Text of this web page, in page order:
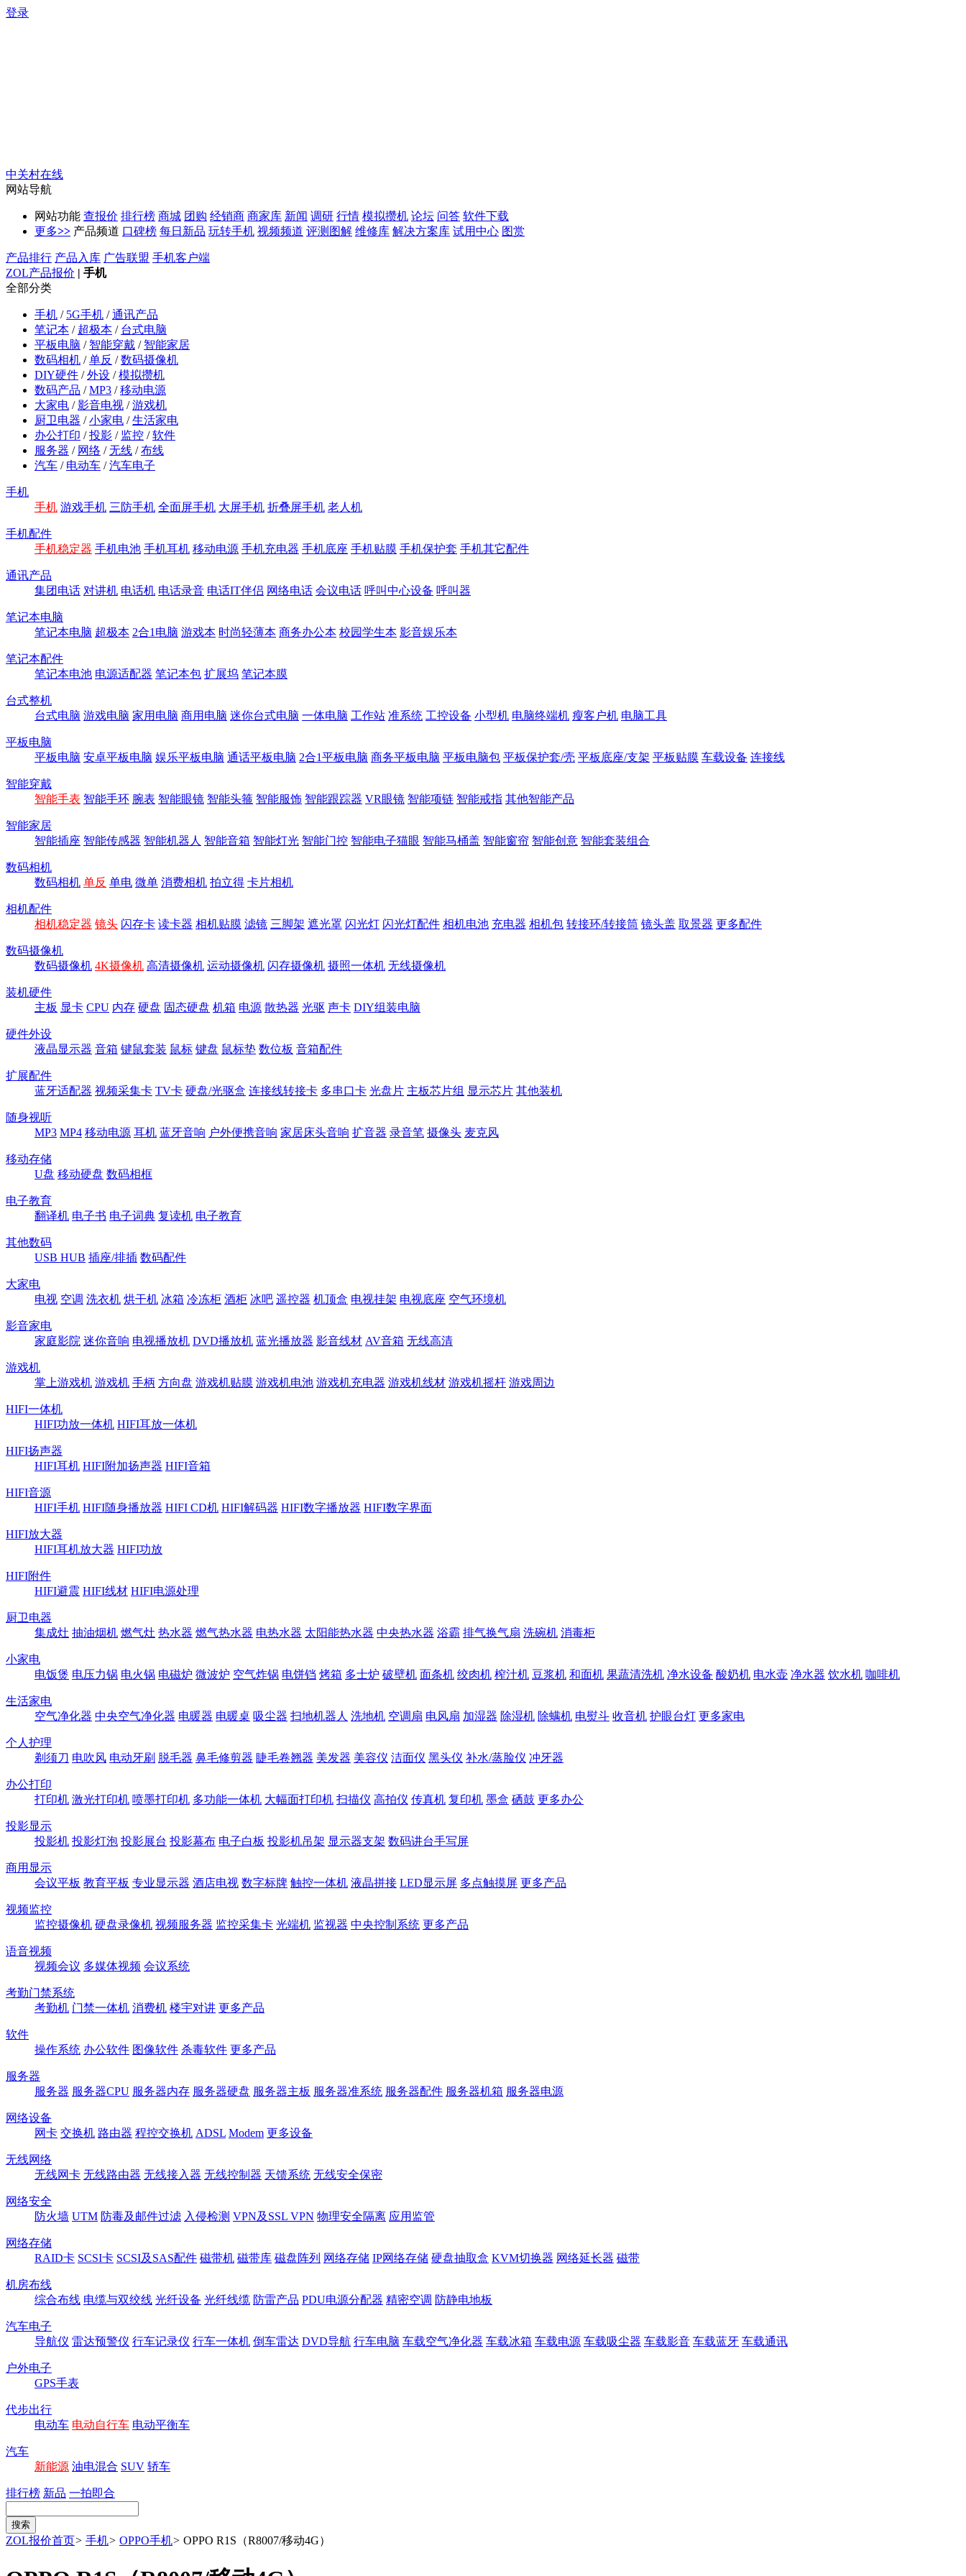
登录
中关村在线
网站导航
网站功能 查报价 排行榜 商城 团购 经销商 商家库 新闻 调研 行情 模拟攒机 论坛 问答 软件下载
更多>> 产品频道 口碑榜 每日新品 玩转手机 视频频道 评测图解 维修库 解决方案库 试用中心 图赏
产品排行 产品入库 广告联盟 手机客户端
ZOL产品报价 | 手机
全部分类
手机 / 5G手机 /通讯产品
笔记本 / 超极本 / 台式电脑
平板电脑 / 智能穿戴 / 智能家居
数码相机 /单反 /数码摄像机
DIY硬件 /外设 /模拟攒机
数码产品 /MP3 /移动电源
大家电 /影音电视 /游戏机
厨卫电器 /小家电 /生活家电
办公打印 /投影 / 监控 /软件
服务器 / 网络 /无线 /布线
汽车 / 电动车 /汽车电子
手机
手机 游戏手机 三防手机 全面屏手机 大屏手机 折叠屏手机 老人机
手机配件
手机稳定器 手机电池 手机耳机 移动电源 手机充电器 手机底座 手机贴膜 手机保护套 手机其它配件
通讯产品
集团电话 对讲机 电话机 电话录音 电话IT伴侣 网络电话 会议电话 呼叫中心设备 呼叫器
笔记本电脑
笔记本电脑 超极本 2合1电脑 游戏本 时尚轻薄本 商务办公本 校园学生本 影音娱乐本
笔记本配件
笔记本电池 电源适配器 笔记本包 扩展坞 笔记本膜
台式整机
台式电脑 游戏电脑 家用电脑 商用电脑 迷你台式电脑 一体电脑 工作站 准系统 工控设备 小型机 电脑终端机 瘦客户机 电脑工具
平板电脑
平板电脑 安卓平板电脑 娱乐平板电脑 通话平板电脑 2合1平板电脑 商务平板电脑 平板电脑包 平板保护套/壳 平板底座/支架 平板贴膜 车载设备 连接线
智能穿戴
智能手表 智能手环 腕表 智能眼镜 智能头箍 智能服饰 智能跟踪器 VR眼镜 智能项链 智能戒指 其他智能产品
智能家居
智能插座 智能传感器 智能机器人 智能音箱 智能灯光 智能门控 智能电子猫眼 智能马桶盖 智能窗帘 智能创意 智能套装组合
数码相机
数码相机 单反 单电 微单 消费相机 拍立得 卡片相机
相机配件
相机稳定器 镜头 闪存卡 读卡器 相机贴膜 滤镜 三脚架 遮光罩 闪光灯 闪光灯配件 相机电池 充电器 相机包 转接环/转接筒 镜头盖 取景器 更多配件
数码摄像机
数码摄像机 4K摄像机 高清摄像机 运动摄像机 闪存摄像机 摄照一体机 无线摄像机
装机硬件
主板 显卡 CPU 内存 硬盘 固态硬盘 机箱 电源 散热器 光驱 声卡 DIY组装电脑
硬件外设
液晶显示器 音箱 键鼠套装 鼠标 键盘 鼠标垫 数位板 音箱配件
扩展配件
蓝牙适配器 视频采集卡 TV卡 硬盘/光驱盒 连接线转接卡 多串口卡 光盘片 主板芯片组 显示芯片 其他装机
随身视听
MP3 MP4 移动电源 耳机 蓝牙音响 户外便携音响 家居床头音响 扩音器 录音笔 摄像头 麦克风
移动存储
U盘 移动硬盘 数码相框
电子教育
翻译机 电子书 电子词典 复读机 电子教育
其他数码
USB HUB 插座/排插 数码配件
大家电
电视 空调 洗衣机 烘干机 冰箱 冷冻柜 酒柜 冰吧 遥控器 机顶盒 电视挂架 电视底座 空气环境机
影音家电
家庭影院 迷你音响 电视播放机 DVD播放机 蓝光播放器 影音线材 AV音箱 无线高清
游戏机
掌上游戏机 游戏机 手柄 方向盘 游戏机贴膜 游戏机电池 游戏机充电器 游戏机线材 游戏机摇杆 游戏周边
HIFI一体机
HIFI功放一体机 HIFI耳放一体机
HIFI扬声器
HIFI耳机 HIFI附加扬声器 HIFI音箱
HIFI音源
HIFI手机 HIFI随身播放器 HIFI CD机 HIFI解码器 HIFI数字播放器 HIFI数字界面
HIFI放大器
HIFI耳机放大器 HIFI功放
HIFI附件
HIFI避震 HIFI线材 HIFI电源处理
厨卫电器
集成灶 抽油烟机 燃气灶 热水器 燃气热水器 电热水器 太阳能热水器 中央热水器 浴霸 排气换气扇 洗碗机 消毒柜
小家电
电饭煲 电压力锅 电火锅 电磁炉 微波炉 空气炸锅 电饼铛 烤箱 多士炉 破壁机 面条机 绞肉机 榨汁机 豆浆机 和面机 果蔬清洗机 净水设备 酸奶机 电水壶 净水器 饮水机 咖啡机
生活家电
空气净化器 中央空气净化器 电暖器 电暖桌 吸尘器 扫地机器人 洗地机 空调扇 电风扇 加湿器 除湿机 除螨机 电熨斗 收音机 护眼台灯 更多家电
个人护理
剃须刀 电吹风 电动牙刷 脱毛器 鼻毛修剪器 睫毛卷翘器 美发器 美容仪 洁面仪 黑头仪 补水/蒸脸仪 冲牙器
办公打印
打印机 激光打印机 喷墨打印机 多功能一体机 大幅面打印机 扫描仪 高拍仪 传真机 复印机 墨盒 硒鼓 更多办公
投影显示
投影机 投影灯泡 投影展台 投影幕布 电子白板 投影机吊架 显示器支架 数码讲台手写屏
商用显示
会议平板 教育平板 专业显示器 酒店电视 数字标牌 触控一体机 液晶拼接 LED显示屏 多点触摸屏 更多产品
视频监控
监控摄像机 硬盘录像机 视频服务器 监控采集卡 光端机 监视器 中央控制系统 更多产品
语音视频
视频会议 多媒体视频 会议系统
考勤门禁系统
考勤机 门禁一体机 消费机 楼宇对讲 更多产品
软件
操作系统 办公软件 图像软件 杀毒软件 更多产品
服务器
服务器 服务器CPU 服务器内存 服务器硬盘 服务器主板 服务器准系统 服务器配件 服务器机箱 服务器电源
网络设备
网卡 交换机 路由器 程控交换机 ADSL Modem 更多设备
无线网络
无线网卡 无线路由器 无线接入器 无线控制器 天馈系统 无线安全保密
网络安全
防火墙 UTM 防毒及邮件过滤 入侵检测 VPN及SSL VPN 物理安全隔离 应用监管
网络存储
RAID卡 SCSI卡 SCSI及SAS配件 磁带机 磁带库 磁盘阵列 网络存储 IP网络存储 硬盘抽取盒 KVM切换器 网络延长器 磁带
机房布线
综合布线 电缆与双绞线 光纤设备 光纤线缆 防雷产品 PDU电源分配器 精密空调 防静电地板
汽车电子
导航仪 雷达预警仪 行车记录仪 行车一体机 倒车雷达 DVD导航 行车电脑 车载空气净化器 车载冰箱 车载电源 车载吸尘器 车载影音 车载蓝牙 车载通讯
户外电子
GPS手表
代步出行
电动车 电动自行车 电动平衡车
汽车
新能源 油电混合 SUV 轿车
排行榜 新品 一拍即合
ZOL报价首页> 手机> OPPO手机> OPPO R1S（R8007/移动4G）